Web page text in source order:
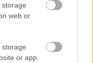
storage
web or
storage
or app.
a